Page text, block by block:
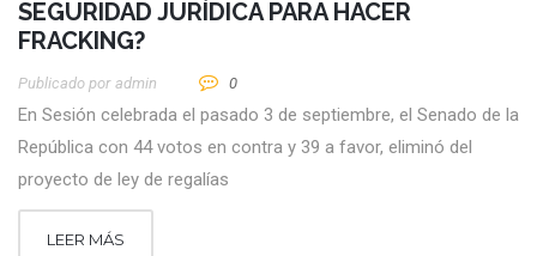
SEGURIDAD JURÍDICA PARA HACER
FRACKING?
Publicado por Admin 0
En Sesión celebrada el pasado 3 de septiembre, el Senado de la
República con 44 votos en contra y 39 a favor, eliminó del
proyecto de ley de regalías
LEER MÁS